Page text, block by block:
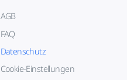
AGB
FAQ
Datenschutz
Cookie-Einstellungen